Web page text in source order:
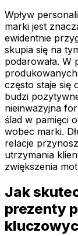
Wpływ
marki jest
ewidentnie
skupia się na
podarowała. W
często staje się
budzi
nieinwazyjna
ślad w pamięci
wobec marki.
relacje
utrzymania
zwiększenia
Jak
prezenty